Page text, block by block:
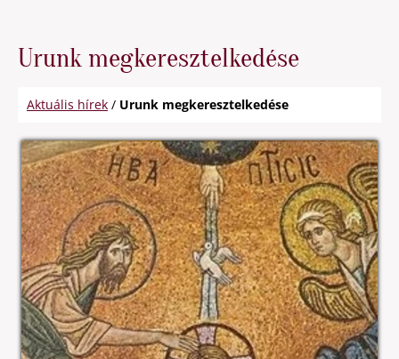
Urunk megkeresztelkedése
Aktuális hírek / Urunk megkeresztelkedése